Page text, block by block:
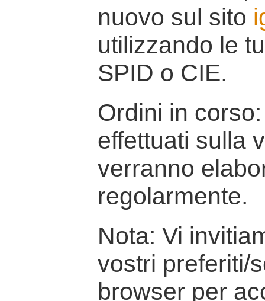
nuovo sul sito
utilizzando le
SPID o CIE.
Ordini in
effettuati sulla
verranno
regolarmente.
Nota: Vi
vostri preferiti/
browser per